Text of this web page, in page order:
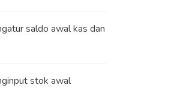
saldo awal kas dan
stok awal